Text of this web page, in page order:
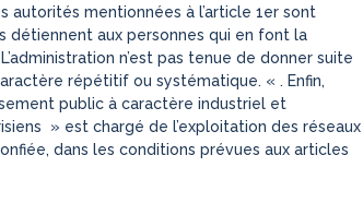
autorités mentionnées à l’article 1er sont
détiennent aux personnes qui en font la
n’est pas tenue de donner suite
répétitif ou systématique. « . Enfin,
public à caractère industriel et
» est chargé de l’exploitation des réseaux
dans les conditions prévues aux articles